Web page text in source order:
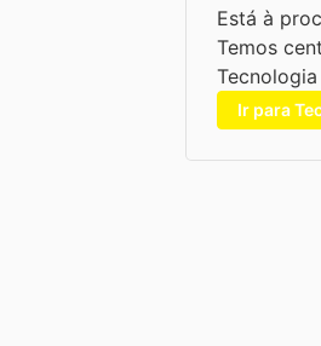
Está à
Temos
Ir para